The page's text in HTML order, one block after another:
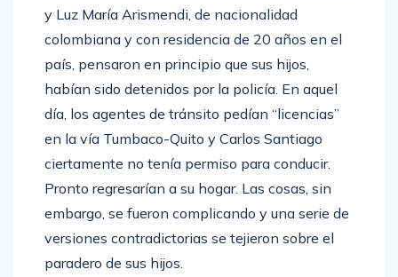
y Luz María Arismendi, de nacionalidad
colombiana y con residencia de 20 años en el
país, pensaron en principio que sus hijos,
habían sido detenidos por la policía. En aquel
día, los agentes de tránsito pedían “licencias”
en la vía Tumbaco-Quito y Carlos Santiago
ciertamente no tenía permiso para conducir.
Pronto regresarían a su hogar. Las cosas, sin
embargo, se fueron complicando y una serie de
versiones contradictorias se tejieron sobre el
paradero de sus hijos.